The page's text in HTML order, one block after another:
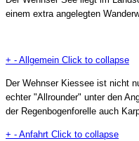
einem extra angelegten
+ - Allgemein Click to collapse
Der Wehnser Kiessee ist nicht
echter "Allrounder" unter den
der Regenbogenforelle auch
+ - Anfahrt Click to collapse